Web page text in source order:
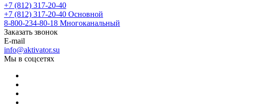
+7 (812) 317-20-40
+7 (812) 317-20-40 Основной
8-800-234-80-18 Многоканальный
Заказать звонок
E-mail
info@aktivator.su
Мы в соцсетях